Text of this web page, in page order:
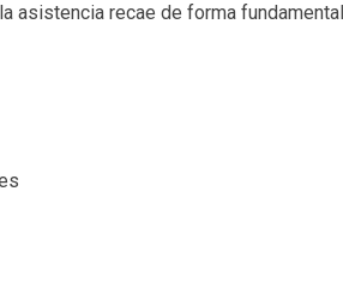
asistencia recae de forma